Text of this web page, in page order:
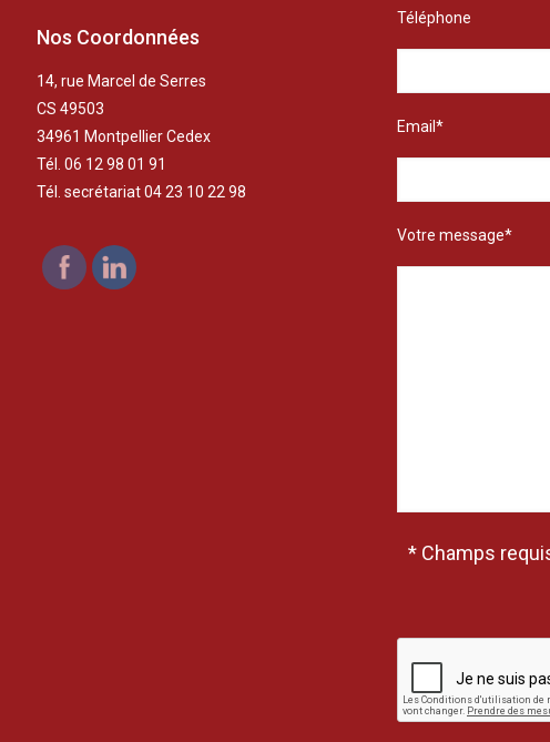
Nos Coordonnées
14, rue Marcel de Serres
CS 49503
34961 Montpellier Cedex
Tél. 06 12 98 01 91
Tél. secrétariat 04 23 10 22 98
Téléphone
Email*
Votre message*
* Champs